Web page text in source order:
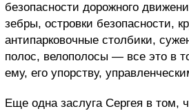
безопасности дорожного
зебры, островки безопасности,
антипарковочные столбики,
полос, велополосы — все это в
ему, его упорству,
Еще одна заслуга Сергея в том,